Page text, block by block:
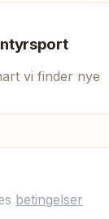
vi finder nye
betingelser